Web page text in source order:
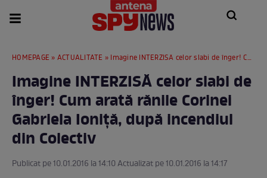
HOMEPAGE » ACTUALITATE » Imagine INTERZISĂ celor slabi de înger! Cum arată rănile Corinei Gabriela Ioniţă, după incendiul din Colectiv
Imagine INTERZISĂ celor slabi de
înger! Cum arată rănile Corinei
Gabriela Ioniţă, după incendiul
din Colectiv
Publicat pe 10.01.2016 la 14:10 Actualizat pe 10.01.2016 la 14:17